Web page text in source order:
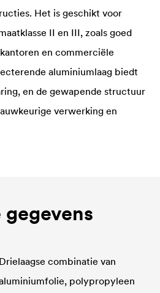
Het is geschikt voor
II en III, zoals goed
en commerciële
aluminiumlaag biedt
en de gewapende structuur
verwerking en
Drielaagse combinatie van
polypropyleen